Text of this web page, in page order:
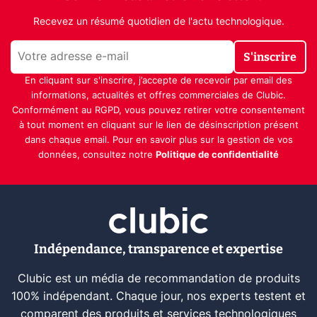
Recevez un résumé quotidien de l'actu technologique.
S'inscrire
En cliquant sur s'inscrire, j’accepte de recevoir par email des
informations, actualités et offres commerciales de Clubic.
Conformément au RGPD, vous pouvez retirer votre consentement
à tout moment en cliquant sur le lien de désinscription présent
dans chaque email. Pour en savoir plus sur la gestion de vos
données, consultez notre Politique de confidentialité
Indépendance, transparence et expertise
Clubic est un média de recommandation de produits
100% indépendant. Chaque jour, nos experts testent et
comparent des produits et services technologiques